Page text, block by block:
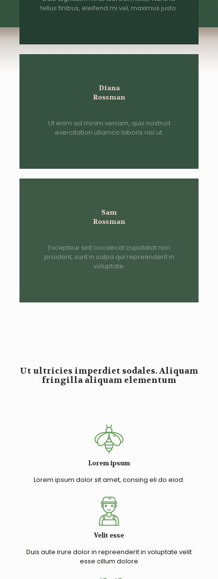
tellus finibus, eleifend mi vel, maximus justo.
Diana
Rossman
Ut enim ad minim veniam, quis nostrud
exercitation ullamco laboris nisi ut.
Sam
Rossman
Excepteur sint occaecat cupidatat non
proident, sunt in culpa qui repreenderit in
voluptate.
Ut ultricies imperdiet sodales. Aliquam
fringilla aliquam elementum
Lorem ipsum
Lorem ipsum dolor sit amet, consing eli do eiod.
Velit esse
Duis aute irure dolor in repreenderit in voluptate velit
esse cillum dolore